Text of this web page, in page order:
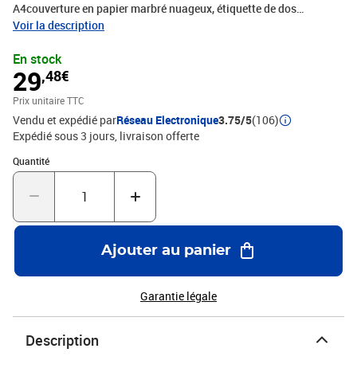
A4couverture en papier marbré nuageux, étiquette de dos
colléeprotection de bords, serre-flan, trou de préhension,oeillets
Voir la description
En stock
29,48€
Prix unitaire TTC
Vendu et expédié parRéseau Electronique3.75/5(106)
Expédié sous 3 jours livraison offerte
Quantité
Quantité : 1
Ajouter au panier
Garantie légale
Description